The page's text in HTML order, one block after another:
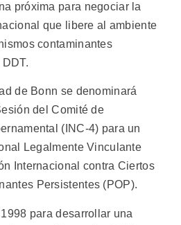
próxima para negociar la
que libere al ambiente
contaminantes
de Bonn se denominará
del Comité de
(INC-4) para un
Legalmente Vinculante
Internacional contra Ciertos
Persistentes (POP).
para desarrollar una